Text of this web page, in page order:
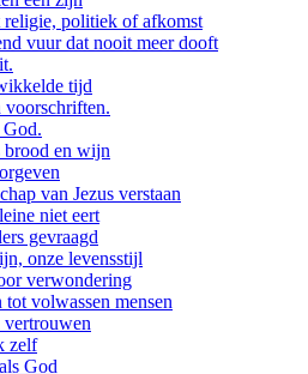
religie, politiek of afkomst
vuur dat nooit meer dooft
tijd
voorschriften.
God.
brood en wijn
van Jezus verstaan
niet eert
gevraagd
onze levensstijl
verwondering
volwassen mensen
zelf
God